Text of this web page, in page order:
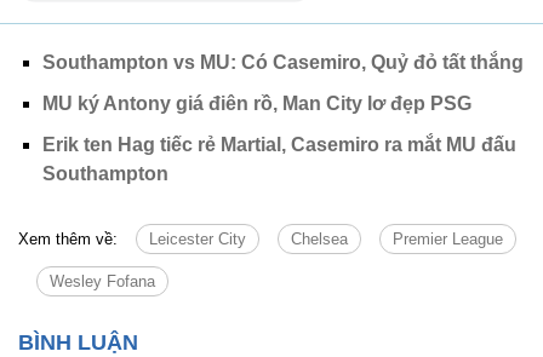
Southampton vs MU: Có Casemiro, Quỷ đỏ tất thắng
MU ký Antony giá điên rồ, Man City lơ đẹp PSG
Erik ten Hag tiếc rẻ Martial, Casemiro ra mắt MU đấu
Southampton
Xem thêm về: Leicester City Chelsea Premier League
Wesley Fofana